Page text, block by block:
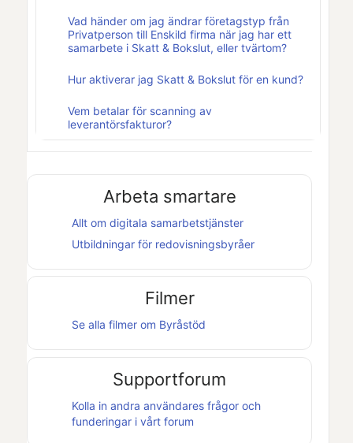
Vad händer om jag ändrar företagstyp från
Privatperson till Enskild firma när jag har ett
samarbete i Skatt & Bokslut, eller tvärtom?
Hur aktiverar jag Skatt & Bokslut för en kund?
Vem betalar för scanning av
leverantörsfakturor?
Arbeta smartare
Allt om digitala samarbetstjänster
Utbildningar för redovisningsbyråer
Filmer
Se alla filmer om Byråstöd
Supportforum
Kolla in andra användares frågor och
funderingar i vårt forum